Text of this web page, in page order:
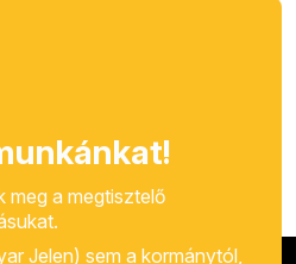
meg a megtisztelő
Jelen) sem a kormánytól,